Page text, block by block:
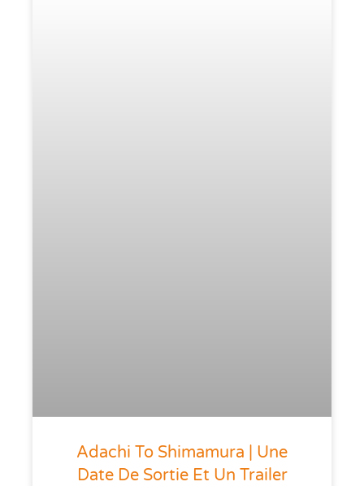
Adachi To Shimamura | Une
Date De Sortie Et Un Trailer